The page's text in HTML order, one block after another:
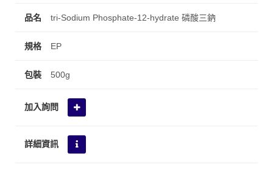
tri-Sodium Phosphate-12-hydrate 磷酸三鈉
EP
500g